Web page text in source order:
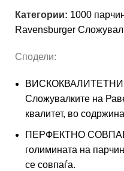
Категории: 1000
Ravensburger
Сподели:
Сложувалките на
квалитет, во
ПЕРФЕКТНО
голимината на
се совпаѓа.